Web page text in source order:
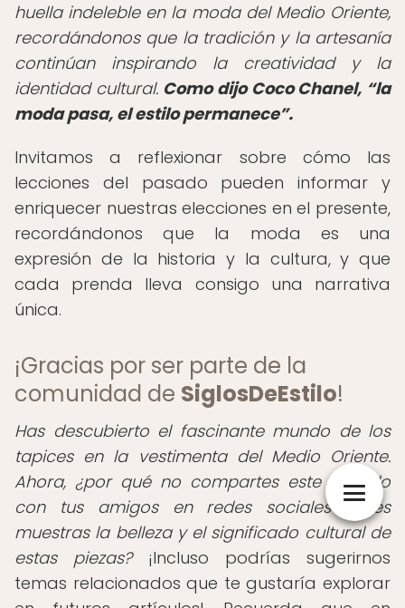
huella indeleble en la moda del Medio Oriente,
recordándonos que la tradición y la artesanía
continúan inspirando la creatividad y la
identidad cultural. Como dijo Coco Chanel,
la
moda pasa, el estilo permanece .
Invitamos a reflexionar sobre cómo las
lecciones del pasado pueden informar y
enriquecer nuestras elecciones en el presente,
recordándonos que la moda es una
expresión de la historia y la cultura, y que
cada prenda lleva consigo una narrativa
única.
¡Gracias por ser parte de la
comunidad de SiglosDeEstilo!
Has descubierto el fascinante mundo de los
tapices en la vestimenta del Medio Oriente.
Ahora, ¿por qué no compartes este artículo
con tus amigos en redes sociales y les
muestras la belleza y el significado cultural de
estas piezas?¡Incluso podrías sugerirnos
temas relacionados que te gustaría explorar